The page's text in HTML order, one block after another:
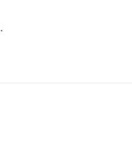
.